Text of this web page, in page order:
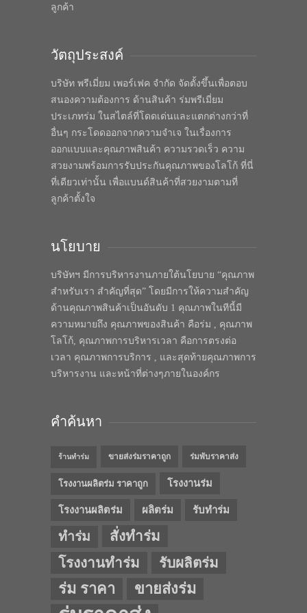
ลูกค้า
วัตถุประสงค์
บริษัท พรีเมี่ยม เพอร์เฟค จำกัด จัดตั้งขึ้นเพื่อตอบ
สนองความต้องการ ด้านสินค้า ร่มพรีเมี่ยม
ประเภทร่ม ในสไตล์ที่โดดเด่นและแตกต่างกว่าที่
อื่นๆ กระโดดออกจากความจำเจ ในเรื่องการ
ออกแบบและคุณภาพสินค้า ความรวดเร็ว ความ
สวยงามพร้อมการรับประกันคุณภาพของโลโก้ ที่นี่
ที่เดียวเท่านั้น เพื่อแบนด์สินค้าที่สวยงามตามที่
ลูกค้าตั้งใจ
นโยบาย
บริษัทฯ มีการบริหารงานภายใต้นโยบาย “คุณภาพ
สำหรับเรา สำคัญที่สุด” โดยมีการให้ความสำคัญ
ด้านคุณภาพสินค้าเป็นอันดับ 1 คุณภาพในทีนี้มี
ความหมายถึง คุณภาพของสินค้า คือร่ม , คุณภาพ
โลโก้, คุณภาพการบริหารเวลา คือการตรงต่อ
เวลา คุณภาพการบริการ , และสุดท้ายคุณภาพการ
บริหารงาน และหน้าที่ต่างๆภายในองค์กร
คำค้นหา
ร้านทำร่ม ขายส่งร่มราคาถูก ร่มพับราคาส่ง
โรงงานผลิตร่ม ราคาถูก โรงงานร่ม
โรงงานผลิตร่ม ผลิตร่ม รับทำร่ม
ทำร่ม
สั่งทำร่ม
โรงงานทำร่ม
รับผลิตร่ม
ร่ม ราคา ขายส่งร่ม